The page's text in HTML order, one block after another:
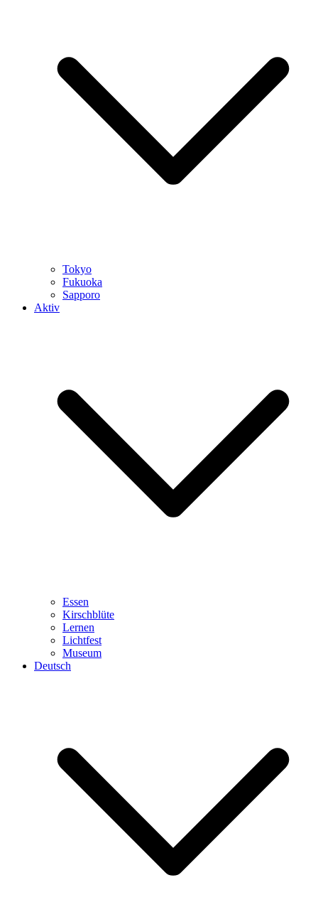
Tokyo
Fukuoka
Sapporo
Aktiv
Essen
Kirschblüte
Lernen
Lichtfest
Museum
Deutsch